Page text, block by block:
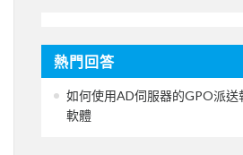
熱門回答
如何使用AD伺服器的GPO派送
軟體